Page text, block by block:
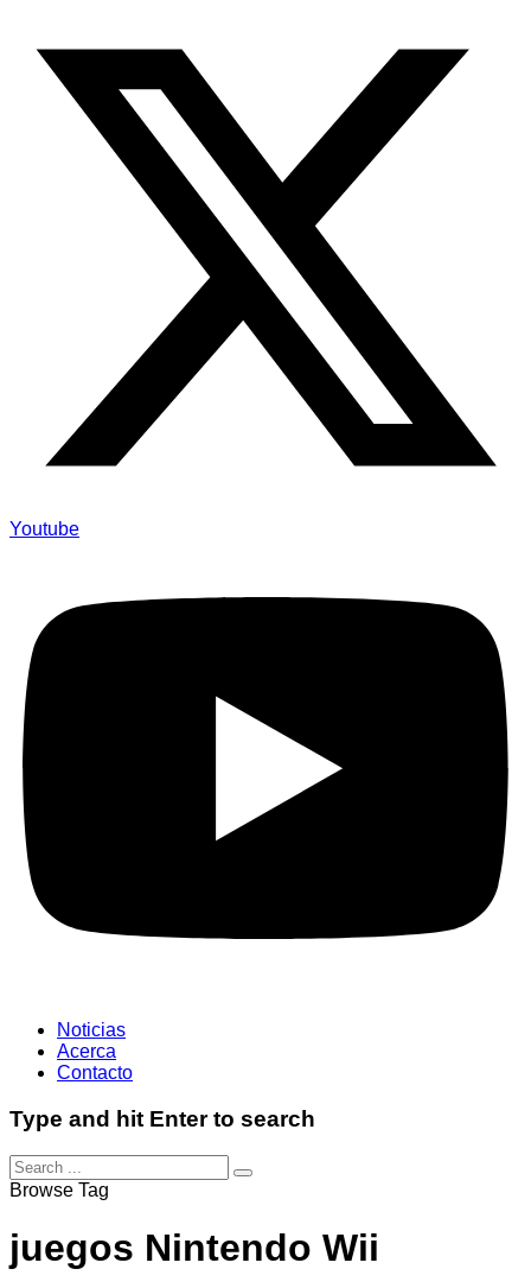
Youtube
Noticias
Acerca
Contacto
Type and hit Enter to search
Browse Tag
juegos Nintendo Wii